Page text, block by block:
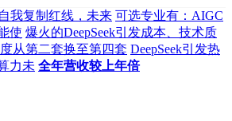
我复制红线，未来 可选专业有：AIGC
使 爆火的DeepSeek引发成本、技术质
从第二套换至第四套 DeepSeek引发热
力未 全年营收较上年倍